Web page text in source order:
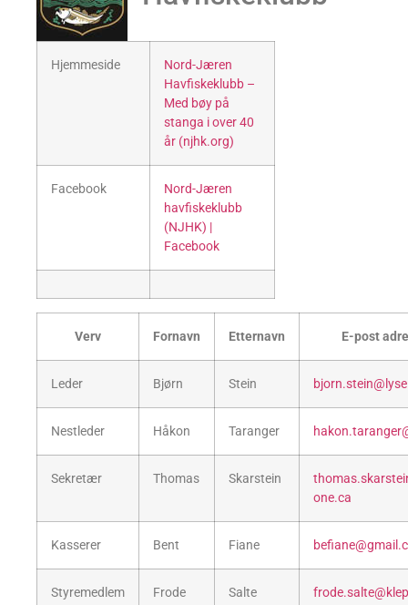
Hjemmeside
Nord-Jæren
Havfiskeklubb –
Med bøy på
stanga i over 40
år (njhk.org)
Facebook
Nord-Jæren
havfiskeklubb
(NJHK) |
Facebook
Verv Fornavn Etternavn E-post
Leder Bjørn Stein
Nestleder Håkon Taranger
Sekretær Thomas Skarstein
one.ca
Kasserer Bent Fiane
Styremedlem Frode Salte